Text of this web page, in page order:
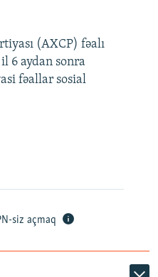
(AXCP) fəalı
il 6 aydan sonra
fəallar sosial
siz açmaq